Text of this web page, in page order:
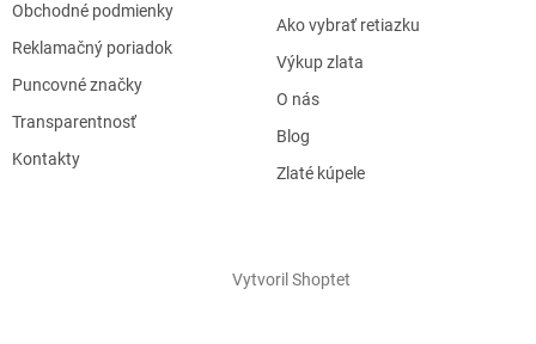
Obchodné podmienky
Reklamačný poriadok
Puncovné značky
Transparentnosť
Kontakty
Ako vybrať retiazku
Výkup zlata
O nás
Blog
Zlaté kúpele
Vytvoril Shoptet